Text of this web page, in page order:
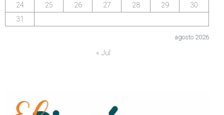
agosto 2026
24
25 26 27 28 29
30
31
« Jul